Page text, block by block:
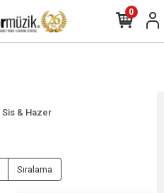
0
Sis & Hazer
Sıralama